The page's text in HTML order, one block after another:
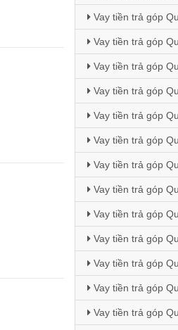
Vay tiền trả góp
Vay tiền trả góp
Vay tiền trả góp
Vay tiền trả góp
Vay tiền trả góp
Vay tiền trả góp
Vay tiền trả góp
Vay tiền trả góp
Vay tiền trả góp
Vay tiền trả góp
Vay tiền trả góp
Vay tiền trả góp
Vay tiền trả góp